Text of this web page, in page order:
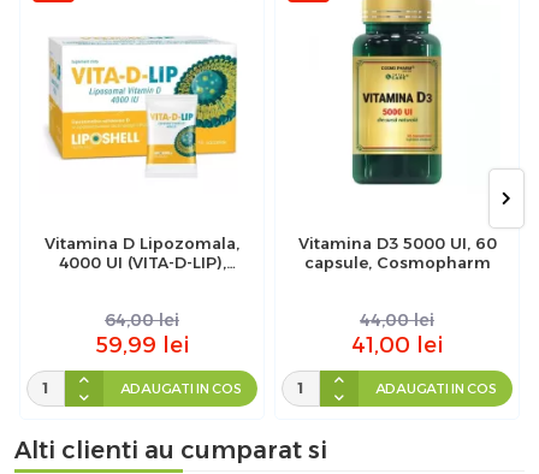
Vitamina D Lipozomala,
4000 UI (VITA-D-LIP),
64,00 lei
59,99 lei
ADAUGATI IN COS
Vitamina D3 5000 UI, 60
capsule, Cosmopharm
44,00 lei
41,00 lei
ADAUGATI IN COS
Alti clienti au cumparat si